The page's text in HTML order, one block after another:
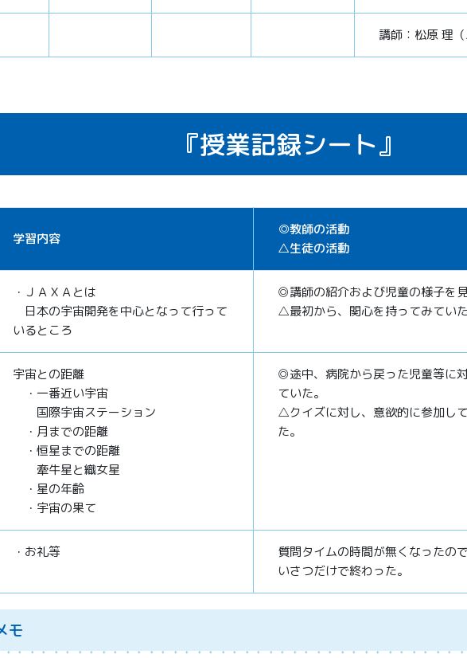
講師：松原 理
『授業記録シート』
学習内容
◎教師の活動
△生徒の活動
・ＪＡＸＡとは
日本の宇宙開発を中心となって行って
いるところ
◎講師の紹介および児童の様子を見
△最初から、関心を持ってみていた
宇宙との距離
・一番近い宇宙
国際宇宙ステーション
・月までの距離
・恒星までの距離
牽牛星と織女星
・星の年齢
・宇宙の果て
◎途中、病院から戻った児童等に
ていた。
△クイズに対し、意欲的に参加し
た。
・お礼等
質問タイムの時間が無くなったの
いさつだけで終わった。
モ